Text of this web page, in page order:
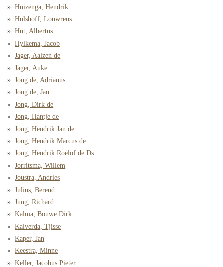
Huizenga, Hendrik
Hulshoff, Louwrens
Hut, Albertus
Hylkema, Jacob
Jager, Aalzen de
Jager, Auke
Jong de, Adrianus
Jong de, Jan
Jong, Dirk de
Jong, Hantje de
Jong, Hendrik Jan de
Jong, Hendrik Marcus de
Jong, Hendrik Roelof de Ds
Jorritsma, Willem
Joustra, Andries
Julius, Berend
Jung, Richard
Kalma, Bouwe Dirk
Kalverda, Tjisse
Kaper, Jan
Keestra, Minne
Keller, Jacobus Pieter